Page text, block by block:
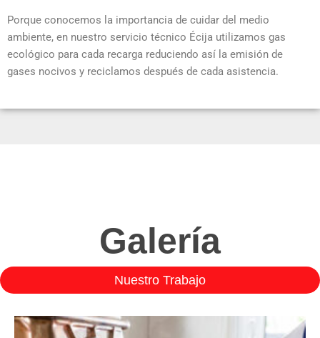
Porque conocemos la importancia de cuidar del medio
ambiente, en nuestro servicio técnico Écija utilizamos gas
ecológico para cada recarga reduciendo así la emisión de
gases nocivos y reciclamos después de cada asistencia.
Galería
Nuestro Trabajo